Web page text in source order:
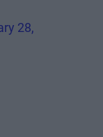
28,